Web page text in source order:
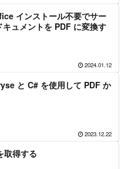
インストール不要でサー
ュメントを PDF に変換す
2024.01.12
と C# を使用して PDF か
2023.12.22
取得する